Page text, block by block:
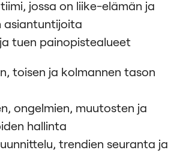
jossa on liike-elämän ja
asiantuntijoita
tuen painopistealueet
toisen ja kolmannen tason
ongelmien, muutosten ja
hallinta
trendien seuranta ja